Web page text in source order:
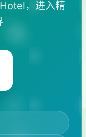
，进入精